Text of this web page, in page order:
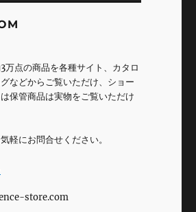
万点の商品を各種サイト、カタロ
などからご覧いただけ、ショー
保管商品は実物をご覧いただけ
軽にお問合せください。
store.com